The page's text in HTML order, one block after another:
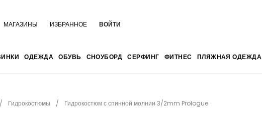
МАГАЗИНЫ ИЗБРАННОЕ ВОЙТИ
ОДЕЖДА ОБУВЬ СНОУБОРД СЕРФИНГ ФИТНЕС ПЛЯЖНАЯ ОДЕЖДА
Гидрокостюмы Гидрокостюм с спинной молнии 3/2mm Prologue